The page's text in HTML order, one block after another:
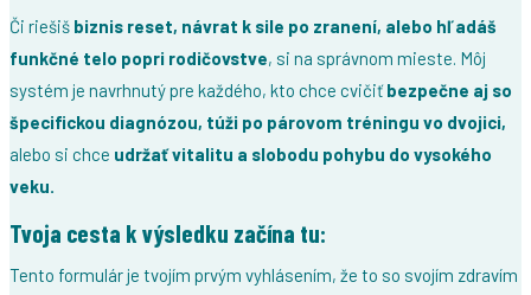
Či riešiš biznis reset, návrat k sile po zranení, alebo hľadáš
funkčné telo popri rodičovstve, si na správnom mieste. Môj
systém je navrhnutý pre každého, kto chce cvičiťbezpečne aj so
špecifickou diagnózou, túži po párovom tréningu vo dvojici,
alebo si chce udržať vitalitu a slobodu pohybu do vysokého
veku.
Tvoja cesta k výsledku začína tu:
Tento formulár je tvojím prvým vyhlásením, že to so svojím zdravím